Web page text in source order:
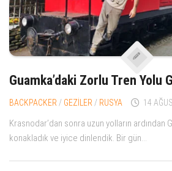
Guamka’daki Zorlu Tren Yolu
BACKPACKER / GEZİLER / RUSYA 14
Krasnodar’dan sonra uzun yolların ardından
konakladık ve iyice dinlendik. Bir gün...